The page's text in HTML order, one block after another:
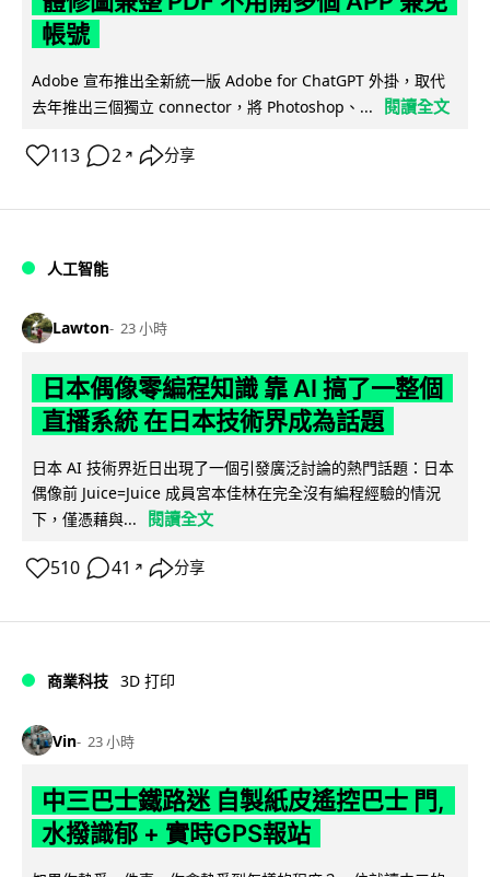
帳號
Adobe 宣布推出全新統一版 Adobe for ChatGPT 外掛，取代
去年推出三個獨立 connector，將 Photoshop、...
閱讀全文
113 2 ↗ 分享
人工智能
Lawton 23 小時
日本偶像零編程知識 靠 AI 搞了一整個
直播系統 在日本技術界成為話題
日本 AI 技術界近日出現了一個引發廣泛討論的熱門話題：日本
偶像前 Juice=Juice 成員宮本佳林在完全沒有編程經驗的情況
下，僅憑藉與...
閱讀全文
510 41 ↗ 分享
商業科技 3D 打印
Vin 23 小時
中三巴士鐵路迷 自製紙皮遙控巴士 門,
水撥識郁 + 實時GPS報站